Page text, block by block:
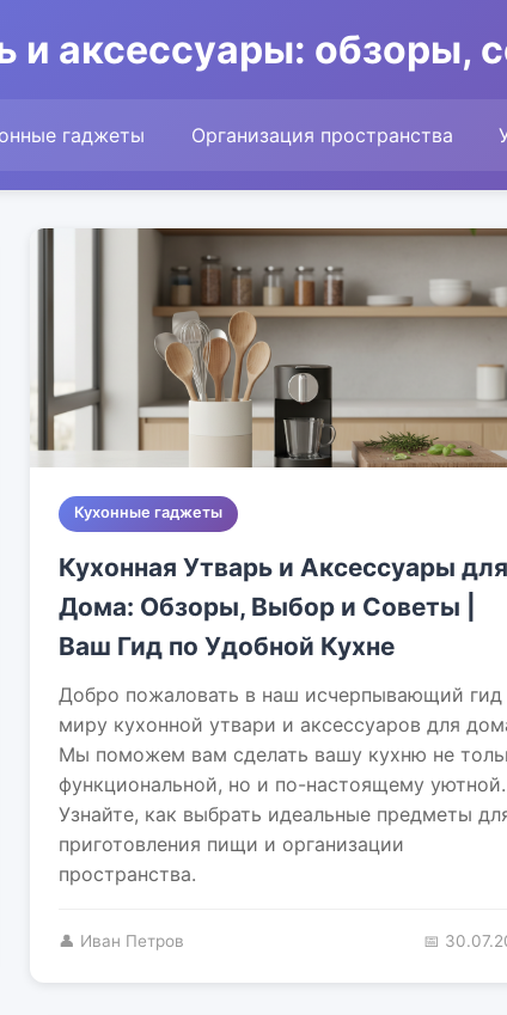
и аксессуары: обзоры,
гаджеты Организация пространства
Кухонные гаджеты
Кухонная Утварь и Аксессуары для
Дома: Обзоры, Выбор и Советы |
Ваш Гид по Удобной Кухне
Добро пожаловать в наш исчерпывающий гид
миру кухонной утвари и аксессуаров для
Мы поможем вам сделать вашу кухню не
функциональной, но и по-настоящему уютной.
Узнайте, как выбрать идеальные предметы
приготовления пищи и организации
пространства.
👤 Иван Петров 📅